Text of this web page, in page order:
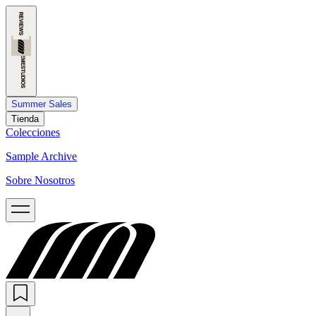
Summer Sales
Tienda
Colecciones
Sample Archive
Sobre Nosotros